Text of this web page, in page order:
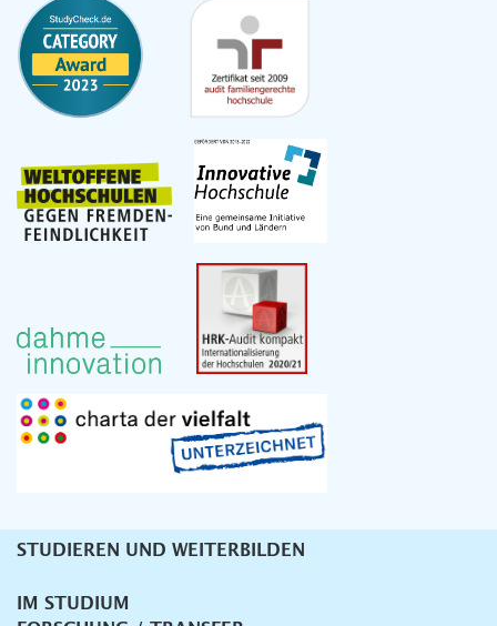
Unternavigation
STUDIEREN UND WEITERBILDEN
IM STUDIUM